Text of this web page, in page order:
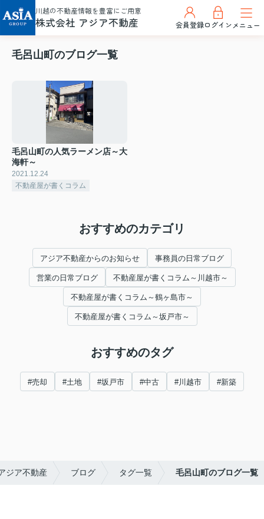
川越の不動産情報を豊富にご用意
株式会社 アジア不動産 会員登録ログインメニュー
毛呂山町のブログ一覧
毛呂山町の人気ラーメン店～大
海軒～
2021.12.24
不動産屋が書くコラム
おすすめのカテゴリ
アジア不動産からのお知らせ 事務員の日常ブログ
営業の日常ブログ 不動産屋が書くコラム～川越市～
不動産屋が書くコラム～鶴ヶ島市～
不動産屋が書くコラム～坂戸市～
おすすめのタグ
#売却 #土地 #坂戸市 #中古 #川越市 #新築
ジア不動産 ブログ タグ一覧 毛呂山町のブログ一覧